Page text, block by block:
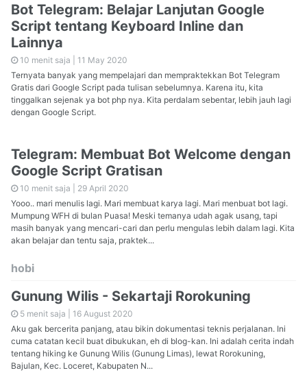
Bot Telegram: Belajar Lanjutan Google
Script tentang Keyboard Inline dan
Lainnya
10 menit saja | 11 May 2020
Ternyata banyak yang mempelajari dan mempraktekkan Bot Telegram
Gratis dari Google Script pada tulisan sebelumnya. Karena itu, kita
tinggalkan sejenak ya bot php nya. Kita perdalam sebentar, lebih jauh lagi
dengan Google Script.
Telegram: Membuat Bot Welcome dengan
Google Script Gratisan
10 menit saja | 29 April 2020
Yooo.. mari menulis lagi. Mari membuat karya lagi. Mari menbuat bot lagi.
Mumpung WFH di bulan Puasa! Meski temanya udah agak usang, tapi
masih banyak yang mencari-cari dan perlu mengulas lebih dalam lagi. Kita
akan belajar dan tentu saja, praktek...
hobi
Gunung Wilis - Sekartaji Rorokuning
5 menit saja | 16 August 2020
Aku gak bercerita panjang, atau bikin dokumentasi teknis perjalanan. Ini
cuma catatan kecil buat dibukukan, eh di blog-kan. Ini adalah cerita indah
tentang hiking ke Gunung Wilis (Gunung Limas), lewat Rorokuning,
Bajulan, Kec. Loceret, Kabupaten N...